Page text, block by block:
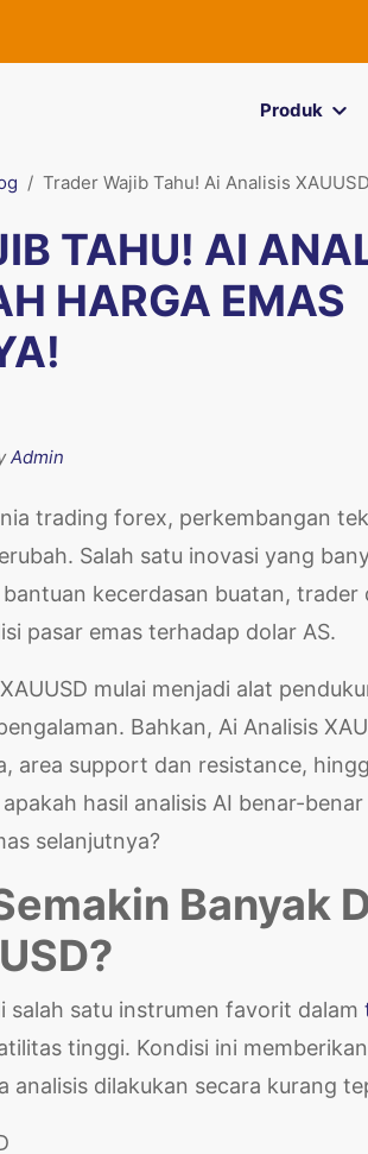
Produk
Trader Wajib Tahu! Ai Analisis
TAHU! AI
HARGA EMAS
Admin
trading forex, perkembangan
Salah satu inovasi yang
bantuan kecerdasan buatan,
pasar emas terhadap dolar AS.
mulai menjadi alat
Bahkan, Ai Analisis
area support dan resistance,
hasil analisis AI benar-
selanjutnya?
Banyak
salah satu instrumen favorit dalam
tinggi. Kondisi ini
analisis dilakukan secara kurang